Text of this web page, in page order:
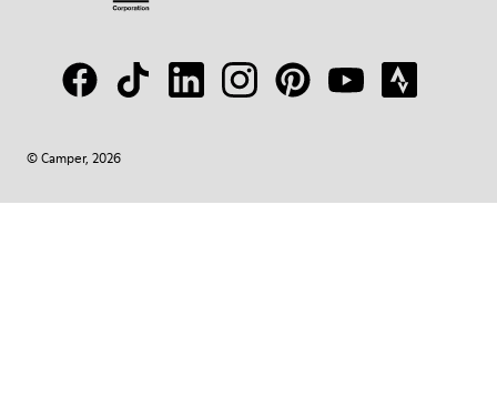
© Camper, 2026